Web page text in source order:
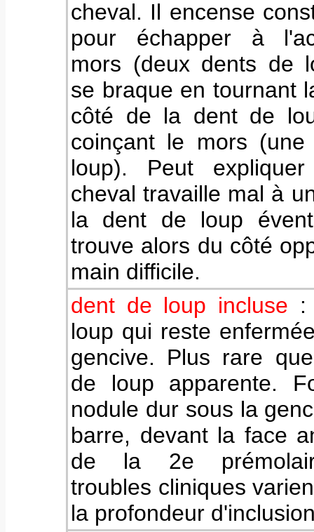
cheval. Il encense
pour échapper à
mors (deux dents de
se braque en tournant
côté de la dent de
coinçant le mors
loup). Peut
cheval travaille mal à
la dent de loup
trouve alors du côté
main difficile.
dent de loup incluse :
loup qui reste
gencive. Plus rare
de loup apparente.
nodule dur sous la
barre, devant la face
de la 2e
troubles cliniques
la profondeur